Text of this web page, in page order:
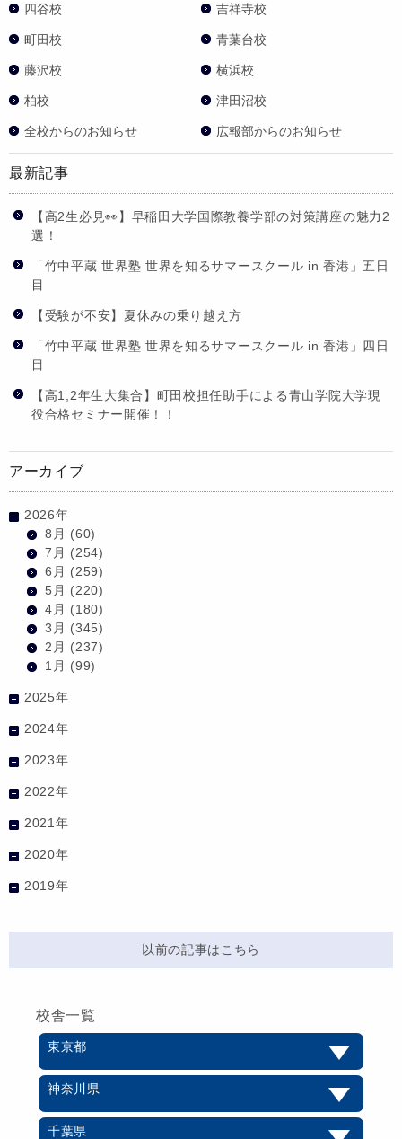
四谷校 吉祥寺校
町田校 青葉台校
藤沢校 横浜校
柏校 津田沼校
全校からのお知らせ 広報部からのお知らせ
最新記事
【高2生必見👀】早稲田大学国際教養学部の対策講座の魅力2
選！
「竹中平蔵 世界塾 世界を知るサマースクール in 香港」五日
目
【受験が不安】夏休みの乗り越え方
「竹中平蔵 世界塾 世界を知るサマースクール in 香港」四日
目
【高1,2年生大集合】町田校担任助手による青山学院大学現
役合格セミナー開催！！
アーカイブ
2026年
8月 (60)
7月 (254)
6月 (259)
5月 (220)
4月 (180)
3月 (345)
2月 (237)
1月 (99)
2025年
2024年
2023年
2022年
2021年
2020年
2019年
以前の記事はこちら
校舎一覧
東京都
神奈川県
千葉県